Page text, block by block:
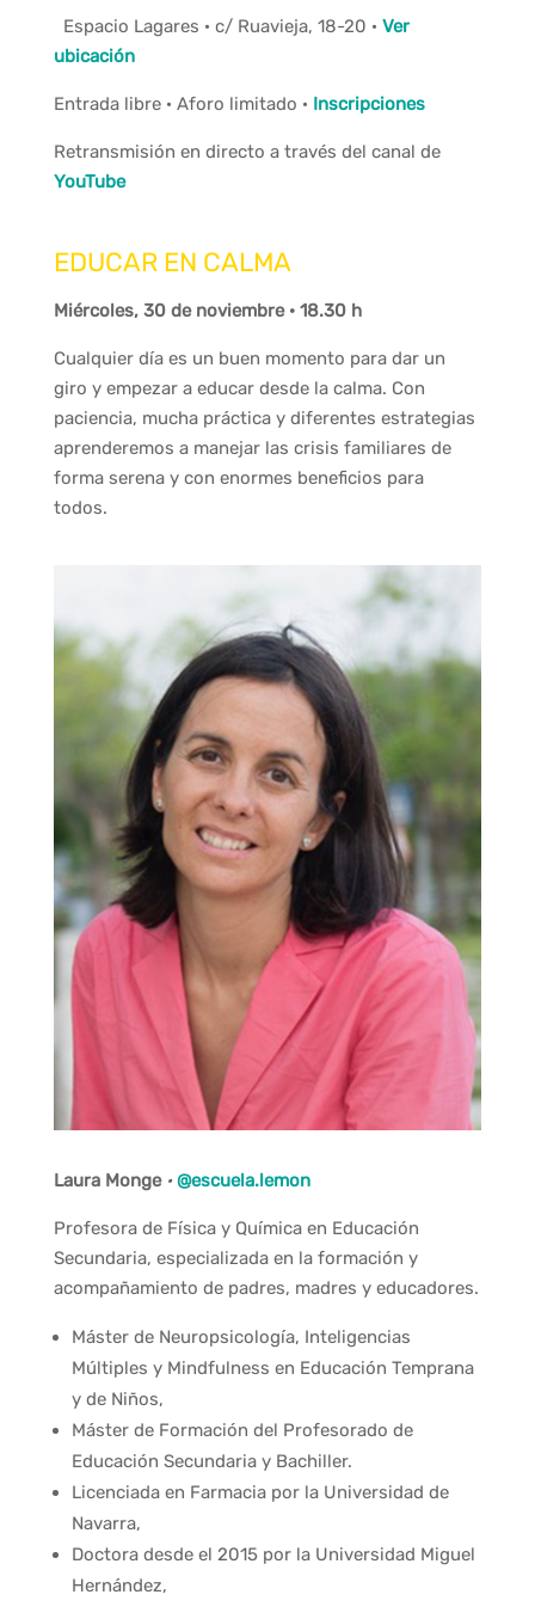
Espacio Lagares · c/ Ruavieja, 18-20 · Ver
ubicación
Entrada libre · Aforo limitado · Inscripciones
Retransmisión en directo a través del canal de
YouTube
EDUCAR EN CALMA
Miércoles, 30 de noviembre · 18.30 h
Cualquier día es un buen momento para dar un
giro y empezar a educar desde la calma. Con
paciencia, mucha práctica y diferentes estrategias
aprenderemos a manejar las crisis familiares de
forma serena y con enormes beneficios para
todos.
Laura Monge · @escuela.lemon
Profesora de Física y Química en Educación
Secundaria, especializada en la formación y
acompañamiento de padres, madres y educadores.
Máster de Neuropsicología, Inteligencias
Múltiples y Mindfulness en Educación Temprana
y de Niños,
Máster de Formación del Profesorado de
Educación Secundaria y Bachiller.
Licenciada en Farmacia por la Universidad de
Navarra,
Doctora desde el 2015 por la Universidad Miguel
Hernández,